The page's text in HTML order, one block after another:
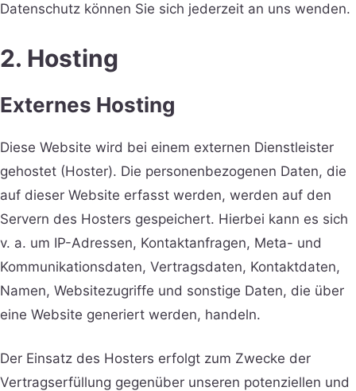
Datenschutz können Sie sich jederzeit an uns wenden.
2. Hosting
Externes Hosting
Diese Website wird bei einem externen Dienstleister
gehostet (Hoster). Die personenbezogenen Daten, die
auf dieser Website erfasst werden, werden auf den
Servern des Hosters gespeichert. Hierbei kann es sich
v. a. um IP-Adressen, Kontaktanfragen, Meta- und
Kommunikationsdaten, Vertragsdaten, Kontaktdaten,
Namen, Websitezugriffe und sonstige Daten, die über
eine Website generiert werden, handeln.
Der Einsatz des Hosters erfolgt zum Zwecke der
Vertragserfüllung gegenüber unseren potenziellen und